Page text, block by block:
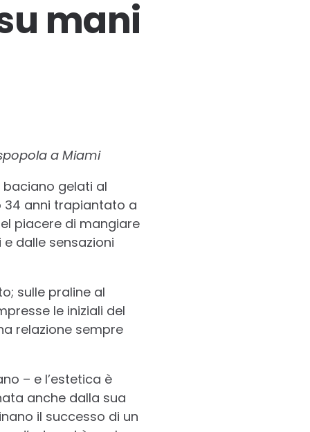
mani
a Miami
gelati al
34 anni trapiantato a
piacere di mangiare
dalle sensazioni
sulle praline al
le iniziali del
relazione sempre
– e l’estetica è
anche dalla sua
il successo di un